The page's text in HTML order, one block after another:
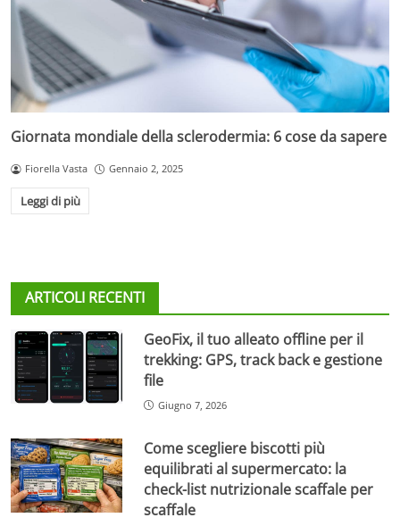
Giornata mondiale della sclerodermia: 6 cose da sapere
Fiorella Vasta Gennaio 2, 2025
Leggi di più
ARTICOLI RECENTI
GeoFix, il tuo alleato offline per il
trekking: GPS, track back e gestione
file
Giugno 7, 2026
Come scegliere biscotti più
equilibrati al supermercato: la
check-list nutrizionale scaffale per
scaffale